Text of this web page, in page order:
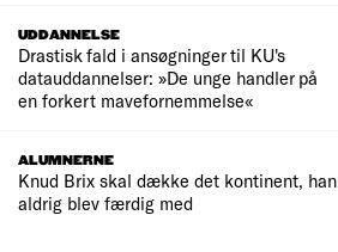
UDDANNELSE
Drastisk fald i ansøgninger til KU's
datauddannelser: »De unge handler på
en forkert mavefornemmelse«
ALUMNERNE
Knud Brix skal dække det kontinent, han
aldrig blev færdig med